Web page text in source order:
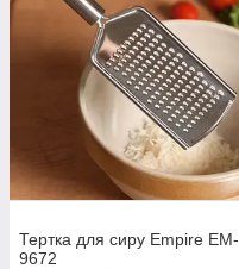
Тертка для сиру Empire EM-
9672